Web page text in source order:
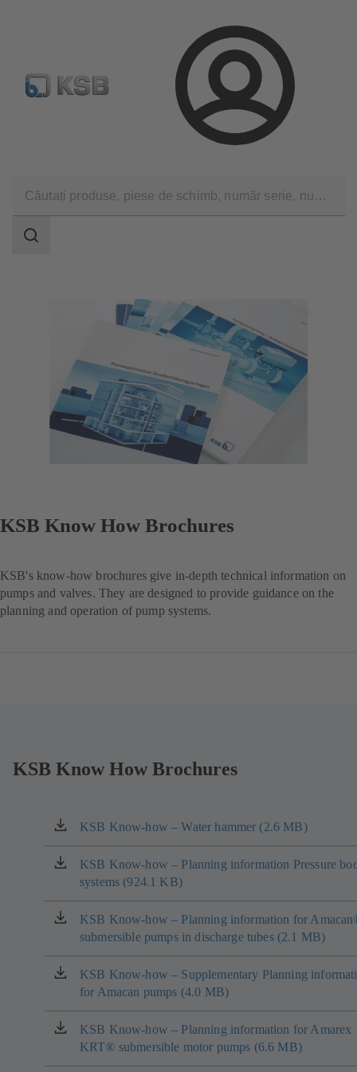
Conectare
Configurare produs Căutare piese de schimb standard
Cunoştinţe de specialitate
Domeniu
KSB Know How Brochures
KSB's know-how brochures give in-depth technical information on
pumps and valves. They are designed to provide guidance on the
planning and operation of pump systems.
KSB Know How Brochures
KSB Know-how – Water hammer (2.6 MB)
(se
deschide
într-
o
nouă)
KSB Know-how – Planning information Pressure
systems (924.1 KB)
(se
deschide
într-
o
filă
KSB Know-how – Planning information for
submersible pumps in discharge tubes (2.1 MB)
(se
deschide
într-
o
filă
KSB Know-how – Supplementary Planning
for Amacan pumps (4.0 MB)
(se
deschide
într-
o
filă
KSB Know-how – Planning information for Amarex
KRT® submersible motor pumps (6.6 MB)
(se
deschide
într-